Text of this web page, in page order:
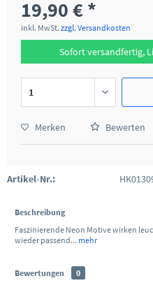
19,90 € *
inkl. MwSt. zzgl. Versandkosten
Sofort versandfertig,
Merken Bewerten
Artikel-Nr.:
Beschreibung
Faszinierende Neon Motive wirken
wieder passend... mehr
Bewertungen
0